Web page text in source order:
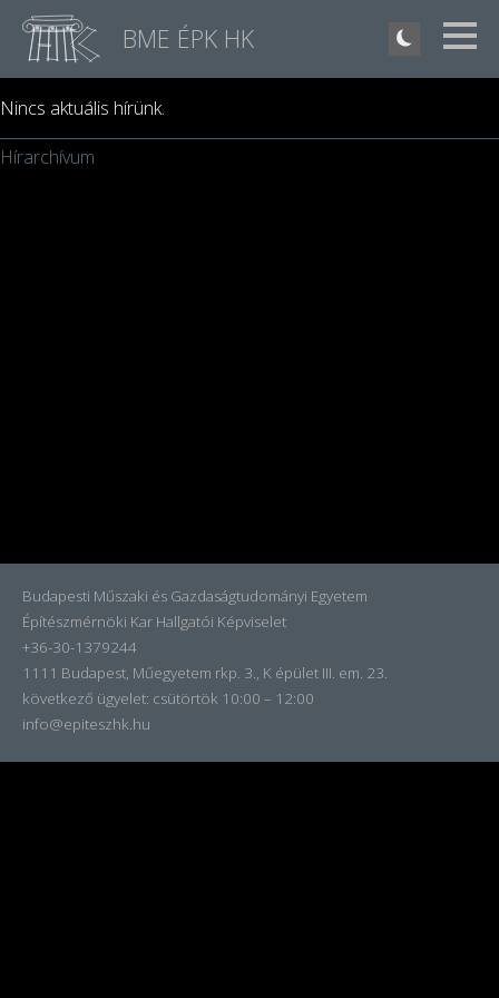
BME ÉPK HK
Nincs aktuális hírünk.
Hírarchívum
Budapesti Műszaki és Gazdaságtudományi Egyetem
Építészmérnöki Kar Hallgatói Képviselet
+36-30-1379244
1111 Budapest, Műegyetem rkp. 3., K épület III. em. 23.
következő ügyelet: csütörtök 10:00 – 12:00
info@epiteszhk.hu